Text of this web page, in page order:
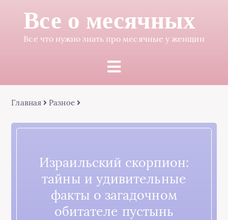
Все о месячных
Все что нужно знать про месячные у женщин
Главная Разное
Израильский скорпион:
тайны и удивительные
факты о загадочном
обитателе пустынь